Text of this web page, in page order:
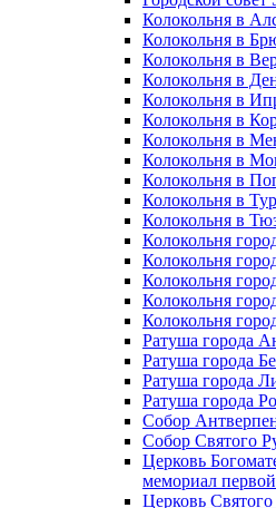
Колокольня в
Колокольня в
Колокольня в
Колокольня в
Колокольня в
Колокольня в
Колокольня в
Колокольня в
Колокольня в
Колокольня в
Колокольня в
Колокольня
Колокольня
Колокольня
Колокольня
Колокольня
Ратуша города
Ратуша города
Ратуша города
Ратуша города
Собор
Собор Святого
Церковь
мемориал
Церковь